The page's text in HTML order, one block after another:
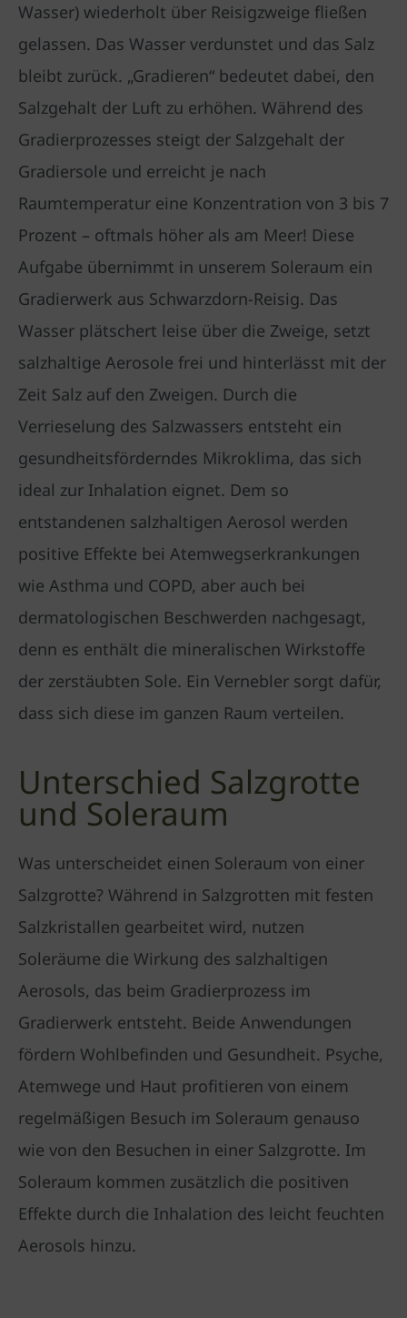
Wasser) wiederholt über Reisigzweige fließen
gelassen. Das Wasser verdunstet und das Salz
bleibt zurück. „Gradieren“ bedeutet dabei, den
Salzgehalt der Luft zu erhöhen. Während des
Gradierprozesses steigt der Salzgehalt der
Gradiersole und erreicht je nach
Raumtemperatur eine Konzentration von 3 bis 7
Prozent – oftmals höher als am Meer! Diese
Aufgabe übernimmt in unserem Soleraum ein
Gradierwerk aus Schwarzdorn-Reisig. Das
Wasser plätschert leise über die Zweige, setzt
salzhaltige Aerosole frei und hinterlässt mit der
Zeit Salz auf den Zweigen. Durch die
Verrieselung des Salzwassers entsteht ein
gesundheitsförderndes Mikroklima, das sich
ideal zur Inhalation eignet. Dem so
entstandenen salzhaltigen Aerosol werden
positive Effekte bei Atemwegserkrankungen
wie Asthma und COPD, aber auch bei
dermatologischen Beschwerden nachgesagt,
denn es enthält die mineralischen Wirkstoffe
der zerstäubten Sole. Ein Vernebler sorgt dafür,
dass sich diese im ganzen Raum verteilen.
Unterschied Salzgrotte
und Soleraum
Was unterscheidet einen Soleraum von einer
Salzgrotte? Während in Salzgrotten mit festen
Salzkristallen gearbeitet wird, nutzen
Soleräume die Wirkung des salzhaltigen
Aerosols, das beim Gradierprozess im
Gradierwerk entsteht. Beide Anwendungen
fördern Wohlbefinden und Gesundheit. Psyche,
Atemwege und Haut profitieren von einem
regelmäßigen Besuch im Soleraum genauso
wie von den Besuchen in einer Salzgrotte. Im
Soleraum kommen zusätzlich die positiven
Effekte durch die Inhalation des leicht feuchten
Aerosols hinzu.